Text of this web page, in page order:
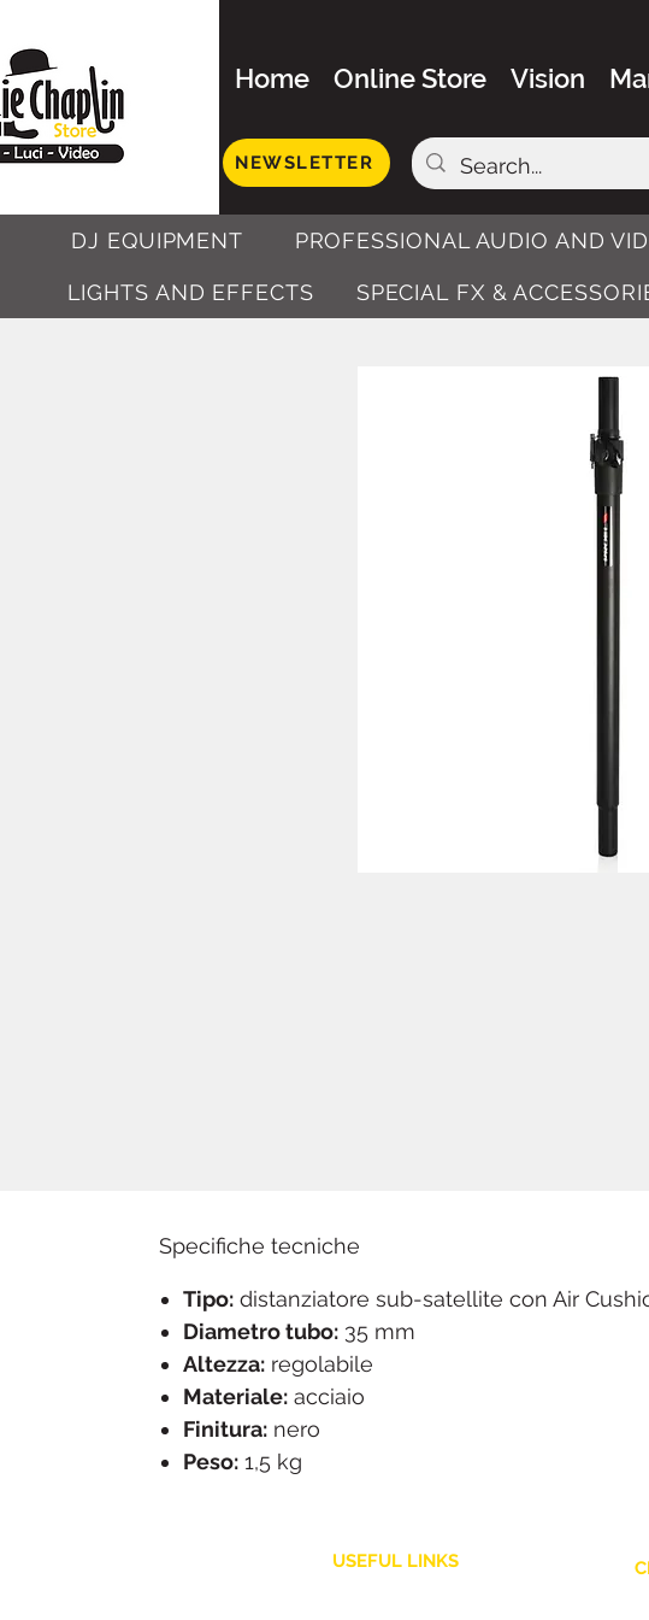
Home Online Store Vision
NEWSLETTER
DJ EQUIPMENT PROFESSIONAL AUDIO AND
LIGHTS AND EFFECTS SPECIAL FX &
Specifiche tecniche
Tipo: distanziatore sub-satellite con Air
Diametro tubo: 35 mm
Altezza: regolabile
Materiale: acciaio
Finitura: nero
Peso: 1,5 kg
USEFUL LINKS